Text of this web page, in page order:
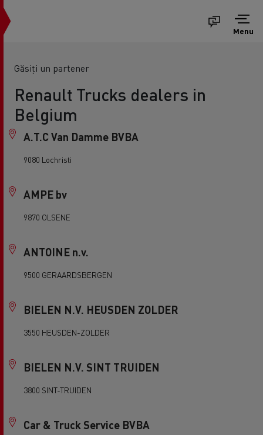
Menu
Găsiți un partener
Renault Trucks dealers in
Belgium
A.T.C Van Damme BVBA
9080 Lochristi
AMPE bv
9870 OLSENE
ANTOINE n.v.
9500 GERAARDSBERGEN
BIELEN N.V. HEUSDEN ZOLDER
3550 HEUSDEN-ZOLDER
BIELEN N.V. SINT TRUIDEN
3800 SINT-TRUIDEN
Car & Truck Service BVBA